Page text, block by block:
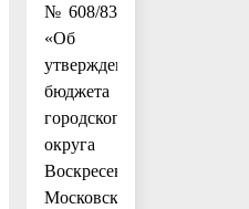
№ 608/83
«Об
утверждении
бюджета
городского
округа
Воскресенск
Московской